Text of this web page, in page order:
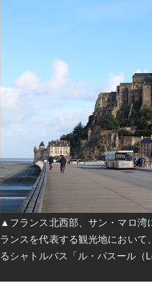
▲フランス北西部、サン・マロ湾
ランスを代表する観光地におい
るシャトルバス「ル・パスール（